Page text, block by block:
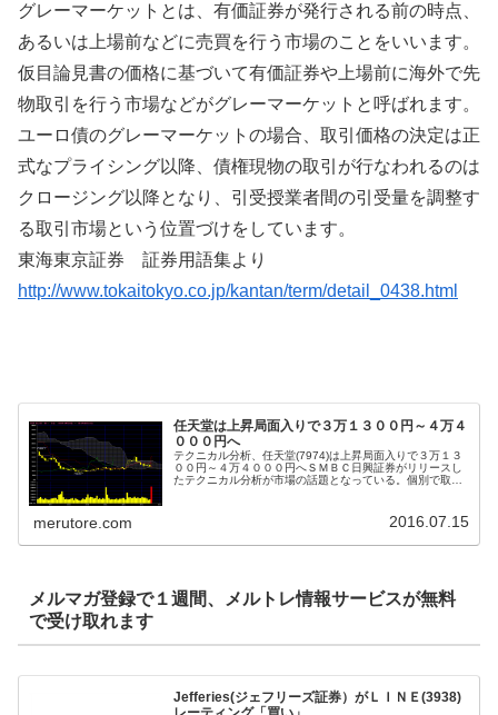
グレーマーケットとは、有価証券が発行される前の時点、
あるいは上場前などに売買を行う市場のことをいいます。
仮目論見書の価格に基づいて有価証券や上場前に海外で先
物取引を行う市場などがグレーマーケットと呼ばれます。
ユーロ債のグレーマーケットの場合、取引価格の決定は正
式なプライシング以降、債権現物の取引が行なわれるのは
クロージング以降となり、引受授業者間の引受量を調整す
る取引市場という位置づけをしています。
東海東京証券 証券用語集より
http://www.tokaitokyo.co.jp/kantan/term/detail_0438.html
任天堂は上昇局面入りで３万１３００円～４万４
０００円へ
テクニカル分析、任天堂(7974)は上昇局面入りで３万１３
００円～４万４０００円へＳＭＢＣ日興証券がリリースし
たテクニカル分析が市場の話題となっている。個別で取り
merutore.com 2016.07.15
メルマガ登録で１週間、メルトレ情報サービスが無料
で受け取れます
Jefferies(ジェフリーズ証券）がＬＩＮＥ(3938)